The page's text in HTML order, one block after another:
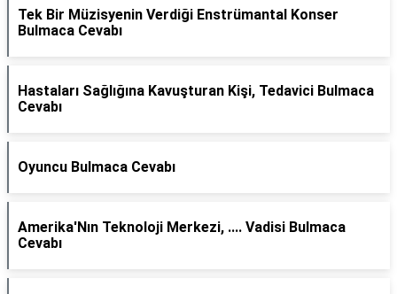
Tek Bir Müzisyenin Verdiği Enstrümantal Konser
Bulmaca Cevabı
Hastaları Sağlığına Kavuşturan Kişi, Tedavici Bulmaca
Cevabı
Oyuncu Bulmaca Cevabı
Amerika'Nın Teknoloji Merkezi, .... Vadisi Bulmaca
Cevabı